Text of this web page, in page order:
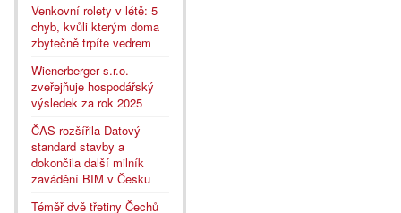
Venkovní rolety v létě: 5
chyb, kvůli kterým doma
zbytečně trpíte vedrem
Wienerberger s.r.o.
zveřejňuje hospodářský
výsledek za rok 2025
ČAS rozšířila Datový
standard stavby a
dokončila další milník
zavádění BIM v Česku
Téměř dvě třetiny Čechů